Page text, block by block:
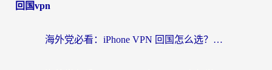
回国vpn
海外党必看：iPhone VPN 回国怎么选？一篇搞定无缝访问国内资源